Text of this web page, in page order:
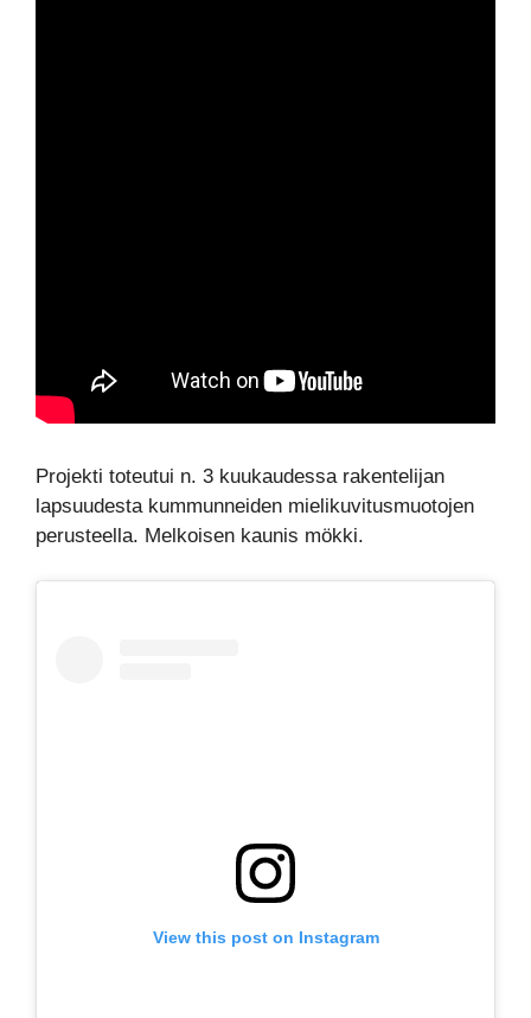
Projekti toteutui n. 3 kuukaudessa rakentelijan
lapsuudesta kummunneiden mielikuvitusmuotojen
perusteella. Melkoisen kaunis mökki.
View this post on Instagram